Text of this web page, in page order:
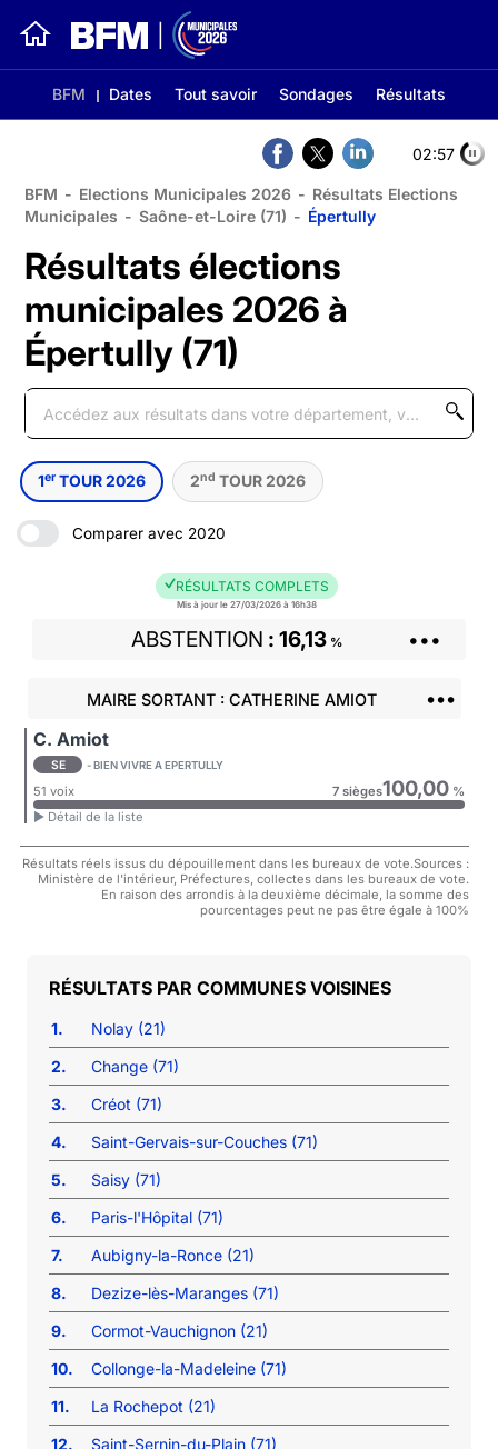
BFM Dates Tout savoir Sondages Résultats
02:56
BFM - Elections Municipales 2026 - Résultats Elections
Municipales - Saône-et-Loire (71) - Épertully
Résultats élections
municipales 2026 à
Épertully (71)
1er TOUR 2026 2nd TOUR 2026
Comparer avec 2020
RÉSULTATS COMPLETS
Mis à jour le 27/03/2026 à 16h38
ABSTENTION 16,13 % •••
MAIRE SORTANT : CATHERINE AMIOT •••
C. Amiot
SE - BIEN VIVRE A EPERTULLY
51 voix 7 sièges100,00%
► Détail de la liste
Résultats réels issus du dépouillement dans les bureaux de vote.Sources :
Ministère de l'intérieur, Préfectures, collectes dans les bureaux de vote.
En raison des arrondis à la deuxième décimale, la somme des
pourcentages peut ne pas être égale à 100%
COMMUNES VOISINES
1.
Nolay (21)
2.
Change (71)
3.
Créot (71)
4.
Saint-Gervais-sur-Couches (71)
5.
Saisy (71)
6.
Paris-l'Hôpital (71)
7.
Aubigny-la-Ronce (21)
8.
Dezize-lès-Maranges (71)
9.
Cormot-Vauchignon (21)
10.
Collonge-la-Madeleine (71)
11.
La Rochepot (21)
12.
Saint-Sernin-du-Plain (71)